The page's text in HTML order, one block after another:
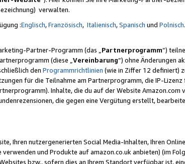
verwalten.
:Englisch,Französisch, Italienisch,Spanisch und Polnisch
Partner-Programm (das „Partnerprogramm“)
(diese „Vereinbarung“) ohne Änderungen
den Programmrichtlinien (wie in Ziffer 12 definiert)
für die Teilnahme am Partnerprogramm, die IP-
Inhalte, die du auf der Website
die gegen eine Vergütung erstellt,
Ihren nutzergenerierten Social Media-Inhalten, Ihren
und Produkte auf amazon.co.uk anbieten) (im
bzw., sofern dies an Ihrem Standort verfügbar ist,